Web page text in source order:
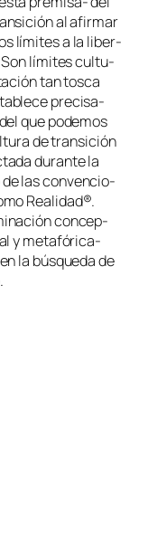
al afir­mar
lí­mi­tes a la li­ber­
Son lí­mi­tes cul­tu­
tan tos­ca
pre­ci­sa­
que po­de­mos
de tran­si­ción
du­ran­te la
las con­ven­cio­
Realidad®.
con­cep­
y me­ta­fó­ri­ca­
la bús­que­da de